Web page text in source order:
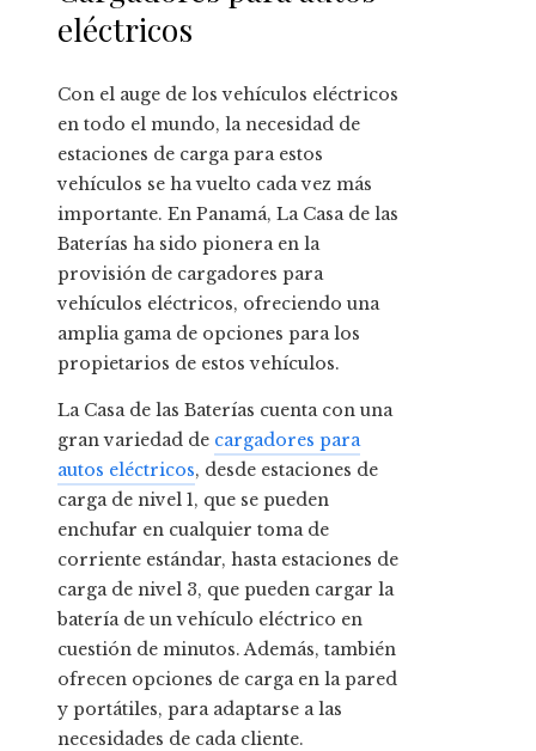
eléctricos
Con el auge de los vehículos eléctricos
en todo el mundo, la necesidad de
estaciones de carga para estos
vehículos se ha vuelto cada vez más
importante. En Panamá, La Casa de las
Baterías ha sido pionera en la
provisión de cargadores para
vehículos eléctricos, ofreciendo una
amplia gama de opciones para los
propietarios de estos vehículos.
La Casa de las Baterías cuenta con una
gran variedad de cargadores para
autos eléctricos, desde estaciones de
carga de nivel 1, que se pueden
enchufar en cualquier toma de
corriente estándar, hasta estaciones de
carga de nivel 3, que pueden cargar la
batería de un vehículo eléctrico en
cuestión de minutos. Además, también
ofrecen opciones de carga en la pared
y portátiles, para adaptarse a las
necesidades de cada cliente.